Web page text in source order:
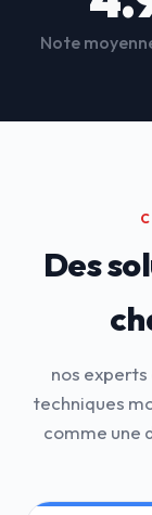
Note
Des
nos
techniques
comme une